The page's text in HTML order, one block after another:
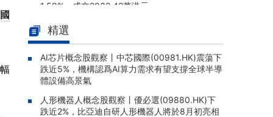
1.59%，成交2032.42萬港元
08-06 14:48 |
05%，衝擊3連漲
08-06 14:46 |安碩MS臺灣(03074.HK)盤中跌0.
63%，報457.20港元
0%，最新價報0.89元
精選
AI芯片概念股觀察丨中芯國際(00981.HK)震蕩下
跌近5%，機構認爲AI算力需求有望支撐全球半導
體設備高景氣
人形機器人概念股觀察丨優必選(09880.HK)下
跌近2%，比亞迪自研人形機器人將於8月初亮相